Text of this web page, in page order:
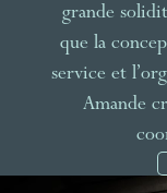
grande
que la
service et
Amande